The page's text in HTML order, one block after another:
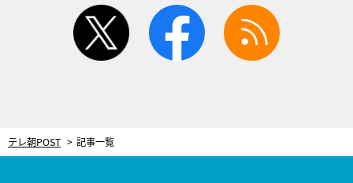
twitter facebook
テレ朝POST 記事一覧